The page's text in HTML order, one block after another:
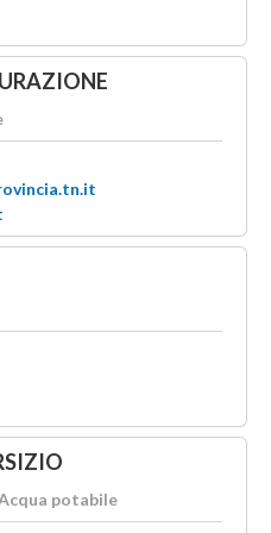
potabile